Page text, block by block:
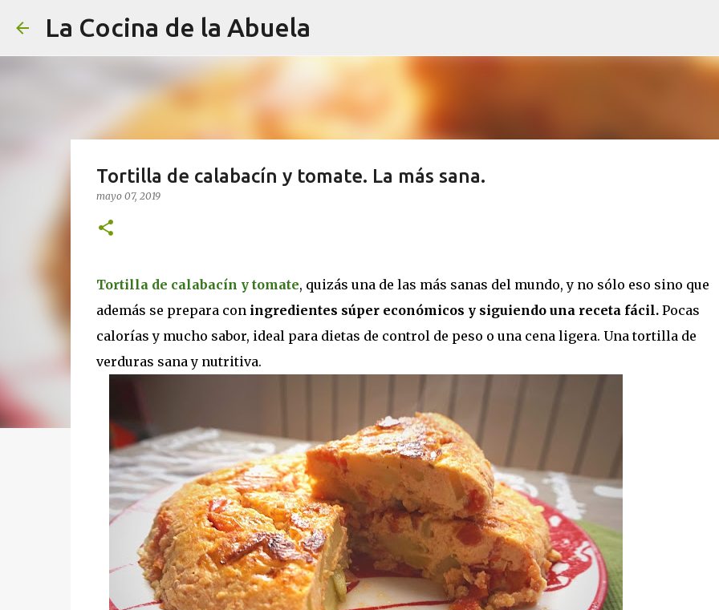
La Cocina de la Abuela
Tortilla de calabacín y tomate. La más sana.
mayo 07, 2019
Tortilla de calabacín y tomate, quizás una de las más sanas del mundo, y no sólo eso sino que
además se prepara con ingredientes súper económicos y siguiendo una receta fácil. Pocas
calorías y mucho sabor, ideal para dietas de control de peso o una cena ligera. Una tortilla de
verduras sana y nutritiva.